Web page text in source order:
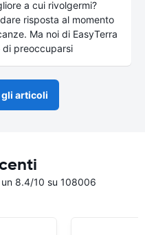
a cui rivolgermi?
risposta al momento
Ma noi di EasyTerra
di preoccuparsi
articoli
8.4/10 su 108006